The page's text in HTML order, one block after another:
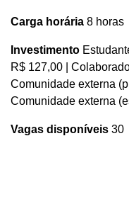
Carga horária 8 horas
Investimento
R$ 127,00 |
Comunidade externa
Comunidade externa
Vagas disponíveis 30